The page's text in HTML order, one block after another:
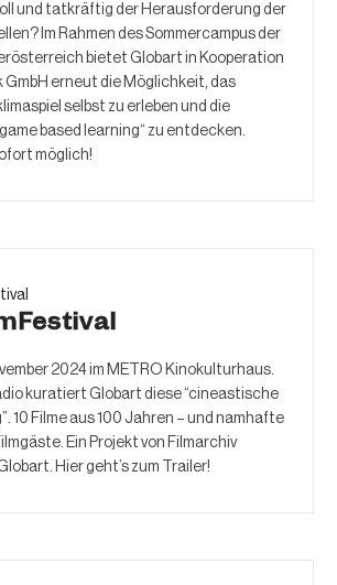
und tatkräftig der Herausforderung der
Im Rahmen des Sommercampus der
bietet Globart in Kooperation
GmbH erneut die Möglichkeit, das
selbst zu erleben und die
based learning“ zu entdecken.
möglich!
2024 im METRO Kinokulturhaus.
kuratiert Globart diese “cineastische
10 Filme aus 100 Jahren – und namhafte
Ein Projekt von Filmarchiv
Hier geht’s zum Trailer!